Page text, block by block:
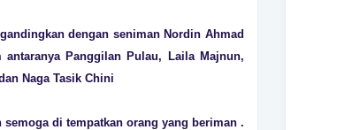
dengan seniman Nordin Ahmad
Panggilan Pulau, Laila Majnun,
Naga Tasik Chini
di tempatkan orang yang beriman .